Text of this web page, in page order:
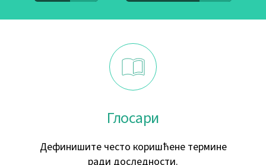
Глосари
Дефинишите често коришћене термине
ради доследности.